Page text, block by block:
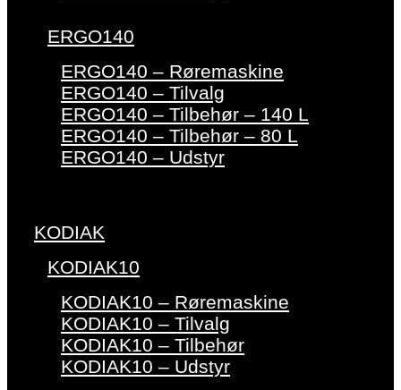
ERGO140
ERGO140 – Røremaskine
ERGO140 – Tilvalg
ERGO140 – Tilbehør – 140 L
ERGO140 – Tilbehør – 80 L
ERGO140 – Udstyr
KODIAK
KODIAK10
KODIAK10 – Røremaskine
KODIAK10 – Tilvalg
KODIAK10 – Tilbehør
KODIAK10 – Udstyr